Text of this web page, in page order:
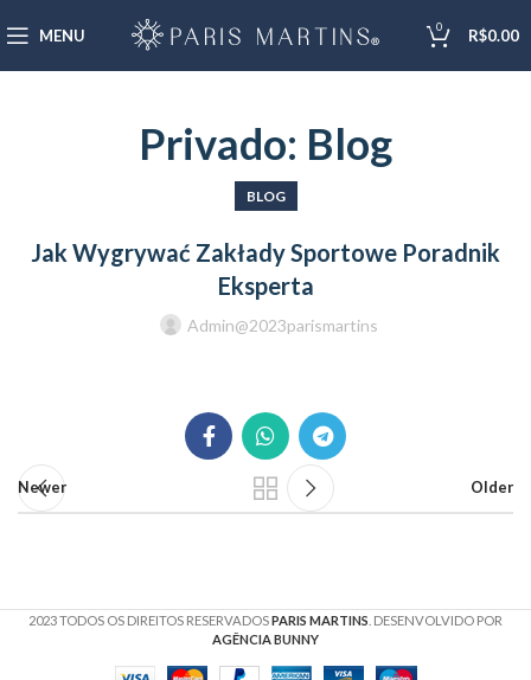
MENU 0 R$0.00
Privado: Blog
BLOG
Jak Wygrywać Zakłady Sportowe Poradnik
Eksperta
Admin@2023parismartins
Newer Older
2023 TODOS OS DIREITOS RESERVADOSPARIS MARTINS . DESENVOLVIDO POR
AGÊNCIA BUNNY